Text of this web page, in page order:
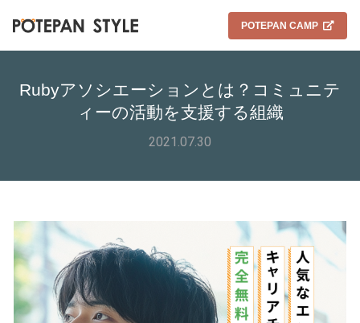
POTEPAN CAMP
Rubyアソシエーションとは？コミュニテ
ィーの活動を支援する組織
2021.07.30